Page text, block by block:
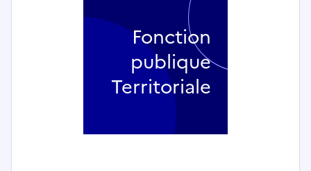
Fonction
publique
Territoriale